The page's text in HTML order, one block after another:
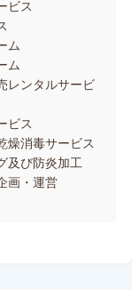
ビス
ム
ム
レンタルサービ
ビス
燥消毒サービス
及び防炎加工
画・運営